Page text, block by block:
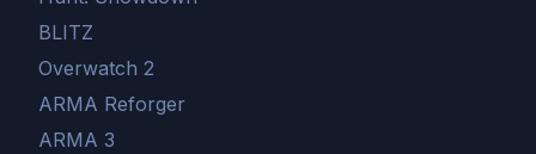
BLITZ
Overwatch 2
ARMA Reforger
ARMA 3